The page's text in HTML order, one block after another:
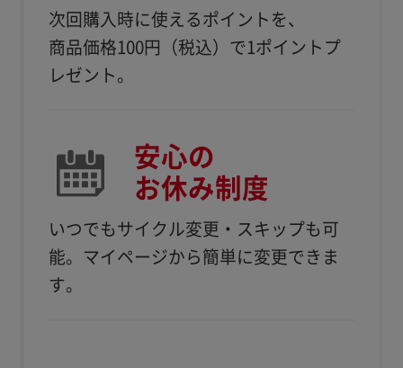
次回購入時に使えるポイントを、
商品価格100円（税込）で1ポイントプ
レゼント。
安心の
お休み制度
いつでもサイクル変更・スキップも可
能。 マイページから簡単に変更できま
す。